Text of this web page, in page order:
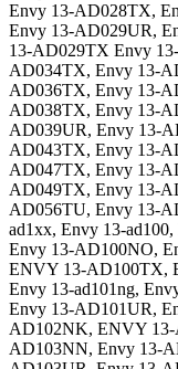
Envy 13-AD028TX,
Envy 13-AD029UR,
13-AD029TX Envy
AD034TX, Envy 13-
AD036TX, Envy 13-
AD038TX, Envy 13-
AD039UR, Envy 13-
AD043TX, Envy 13-
AD047TX, Envy 13-
AD049TX, Envy 13-
AD056TU, Envy 13-
ad1xx, Envy 13-
Envy 13-AD100NO,
ENVY 13-AD100TX,
Envy 13-ad101ng,
Envy 13-AD101UR,
AD102NK, ENVY
AD103NN, Envy 13-